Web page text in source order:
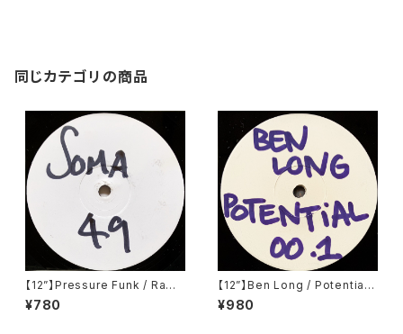
同じカテゴリの商品
【12”】Pressure Funk / Raw
Spirit (Soma Quality Recor
dings) (SOMA 49)
¥780
【12”】Ben Long / Potential
001 (Potential) (POT001)
¥980